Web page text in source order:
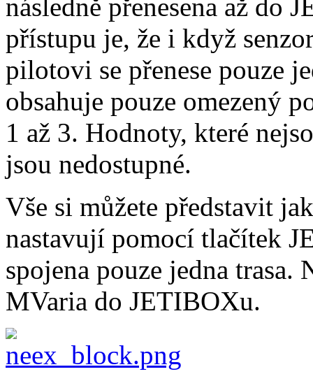
následně přenesena až do
přístupu je, že i když
pilotovi se přenese pouze
obsahuje pouze omezený
1 až 3. Hodnoty, které
jsou nedostupné.
Vše si můžete představit
nastavují pomocí tlačítek
spojena pouze jedna trasa.
MVaria do JETIBOXu.